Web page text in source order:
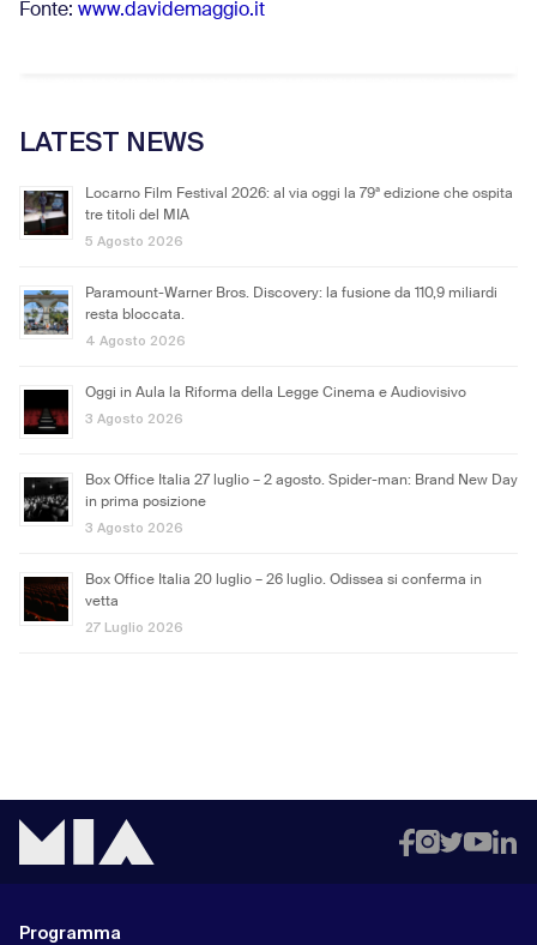
Fonte: www.davidemaggio.it
LATEST NEWS
Locarno Film Festival 2026: al via oggi la 79ª edizione che ospita
tre titoli del MIA
5 Agosto 2026
Paramount-Warner Bros. Discovery: la fusione da 110,9 miliardi
resta bloccata.
4 Agosto 2026
Oggi in Aula la Riforma della Legge Cinema e Audiovisivo
3 Agosto 2026
Box Office Italia 27 luglio – 2 agosto. Spider-man: Brand New Day
in prima posizione
3 Agosto 2026
Box Office Italia 20 luglio – 26 luglio. Odissea si conferma in
vetta
27 Luglio 2026
Programma